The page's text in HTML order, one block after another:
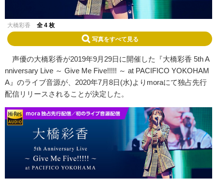
大橋彩香 全 4 枚
写真をすべて見る
声優の大橋彩香が2019年9月29日に開催した『大橋彩香 5th A
nniversary Live ～ Give Me Five!!!!! ～ at PACIFICO YOKOHAM
A』のライブ音源が、2020年7月8日(水)よりmoraにて独占先行
配信リリースされることが決定した。